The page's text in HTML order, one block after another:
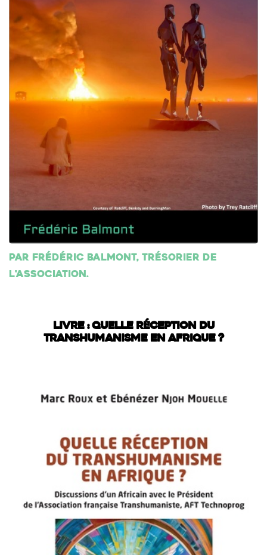
Par Frédéric Balmont, trésorier de
l'association.
LIVRE : QUELLE RÉCEPTION DU
TRANSHUMANISME EN AFRIQUE ?